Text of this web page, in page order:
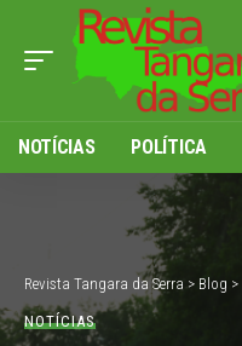
NOTÍCIAS POLÍTICA
Revista Tangara da Serra > Blog >
NOTÍCIAS